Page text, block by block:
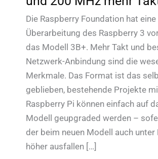
Die Raspberry Foundation hat eine
Überarbeitung des Raspberry 3
das Modell 3B+. Mehr Takt und
Netzwerk-Anbindung sind die
Merkmale. Das Format ist das
geblieben, bestehende Projekte
Raspberry Pi können einfach auf
Modell geupgraded werden –
der beim neuen Modell auch unter
höher ausfallen […]